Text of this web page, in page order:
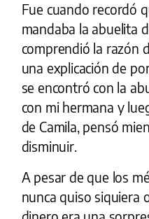
Fue cuando recordó
mandaba la abuelita
comprendió la razón
una explicación de
se encontró con la
con mi hermana y
de Camila, pensó
disminuir.
A pesar de que los
nunca quiso siquiera